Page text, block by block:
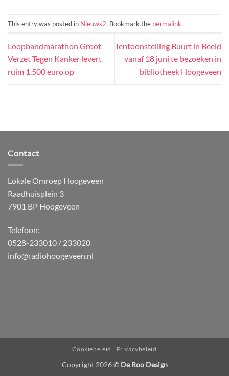
This entry was posted in Nieuws2. Bookmark the permalink.
Loopbandmarathon Groot
Verzet Tegen Kanker levert
ruim 1.500 euro op
Tentoonstelling Buurt in Beeld
vanaf 18 juni te bezoeken in
bibliotheek Hoogeveen
Contact
Lokale Omroep Hoogeveen
Raadhuisplein 3
7901 BP Hoogeveen
Telefoon:
0528-233010 / 233020
info@radiohoogeveen.nl
Cookiebeleid Privacybeleid
Copyright 2026 © De Roo Design